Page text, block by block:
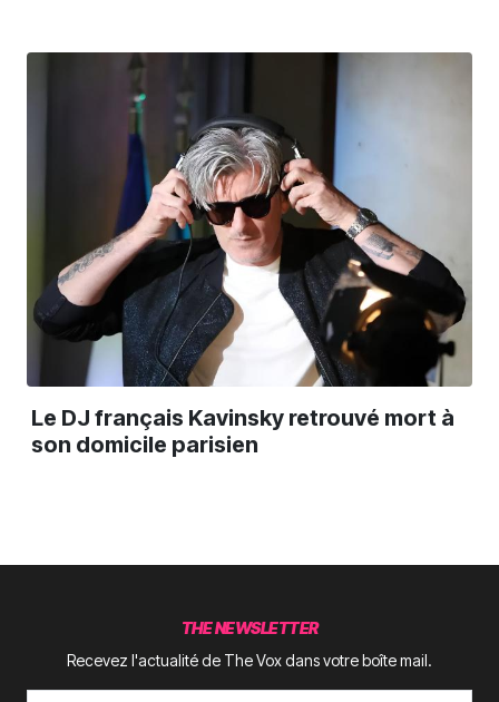
Le DJ français Kavinsky retrouvé mort à
son domicile parisien
THE NEWSLETTER
Recevez l'actualité de The Vox dans votre boîte mail.